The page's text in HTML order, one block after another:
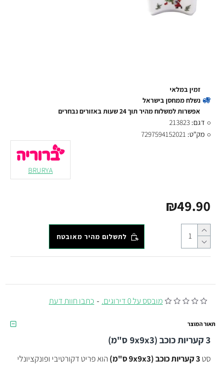
מובסס על 0 דירוגים. - כתבו חוות דעת
₪49.90
זמין במלאי
נשלח ממחסן בישראל
אפשרות למשלוח מהיר תוך 24 שעות באזורים נבחרים
דגם: 213823
מק"ט: 7297594152021
BRURYA
לתשלום מהיר מאובטח
תאור המוצר
3 קעריות כוכב (9x9x3 ס"מ)
סט 3 קעריות כוכב (9x9x3 ס"מ)
הוא פריט דקורטיבי ופונקציונלי